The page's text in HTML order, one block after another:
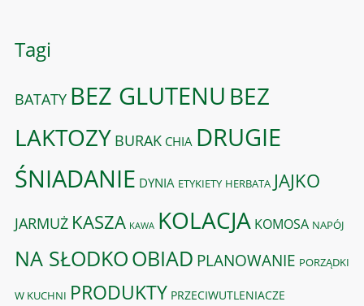
Tagi
BATATY BEZ GLUTENU BEZ
LAKTOZY BURAK CHIA DRUGIE
ŚNIADANIE DYNIA ETYKIETY HERBATA JAJKO
JARMUŻ KASZA KAWA KOLACJA KOMOSA NAPÓJ
NA SŁODKOOBIAD PLANOWANIE PORZĄDKI
W KUCHNI PRODUKTY PRZECIWUTLENIACZE